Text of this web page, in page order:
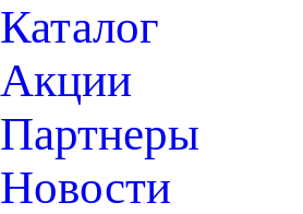
Каталог
Акции
Партнеры
Новости